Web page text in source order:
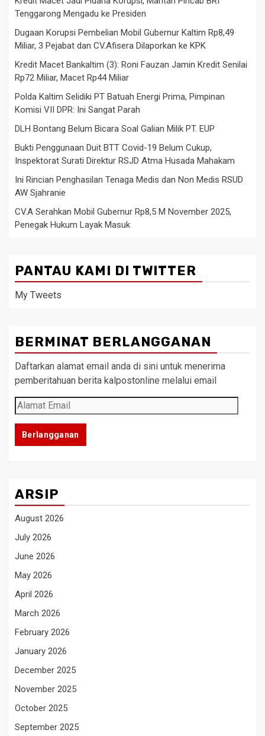
Tenggarong Mengadu ke Presiden
Dugaan Korupsi Pembelian Mobil Gubernur Kaltim Rp8,49
Miliar, 3 Pejabat dan CV.Afisera Dilaporkan ke KPK
Kredit Macet Bankaltim (3): Roni Fauzan Jamin Kredit Senilai
Rp72 Miliar, Macet Rp44 Miliar
Polda Kaltim Selidiki PT Batuah Energi Prima, Pimpinan
Komisi VII DPR: Ini Sangat Parah
DLH Bontang Belum Bicara Soal Galian Milik PT. EUP
Bukti Penggunaan Duit BTT Covid-19 Belum Cukup,
Inspektorat Surati Direktur RSJD Atma Husada Mahakam
Ini Rincian Penghasilan Tenaga Medis dan Non Medis RSUD
AW Sjahranie
CV.A Serahkan Mobil Gubernur Rp8,5 M November 2025,
Penegak Hukum Layak Masuk
PANTAU KAMI DI TWITTER
My Tweets
BERMINAT BERLANGGANAN
Daftarkan alamat email anda di sini untuk menerima
pemberitahuan berita kalpostonline melalui email
Alamat
Email
Berlangganan
ARSIP
August 2026
July 2026
June 2026
May 2026
April 2026
March 2026
February 2026
January 2026
December 2025
November 2025
October 2025
September 2025